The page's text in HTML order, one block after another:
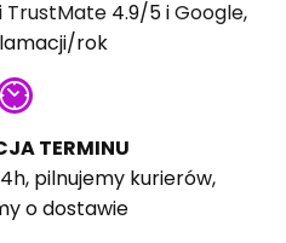
TrustMate4.9/5 iGoogle,
rok
TERMINU
pilnujemy kurierów,
o dostawie